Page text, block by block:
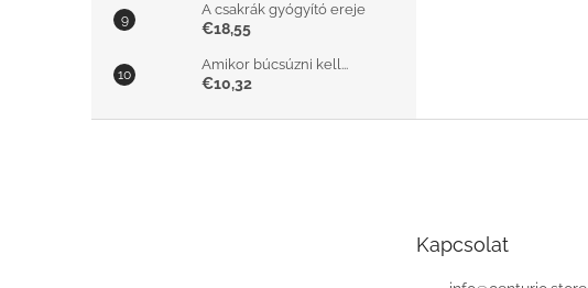
A csakrák gyógyító ereje
€18,55
Amikor búcsúzni kell...
€10,32
Kapcsolat